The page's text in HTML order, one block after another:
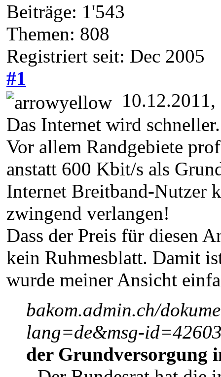
Beiträge: 1'543
Themen: 808
Registriert seit: Dec 2005
#1
Das Internet wird schneller.
Vor allem Randgebiete
anstatt 600 Kbit/s als
Internet Breitband-Nutzer
zwingend verlangen!
Dass der Preis für diesen
kein Ruhmesblatt. Damit
wurde meiner Ansicht
bakom.admin.ch/
lang=de&msg-
der Grundversorgung